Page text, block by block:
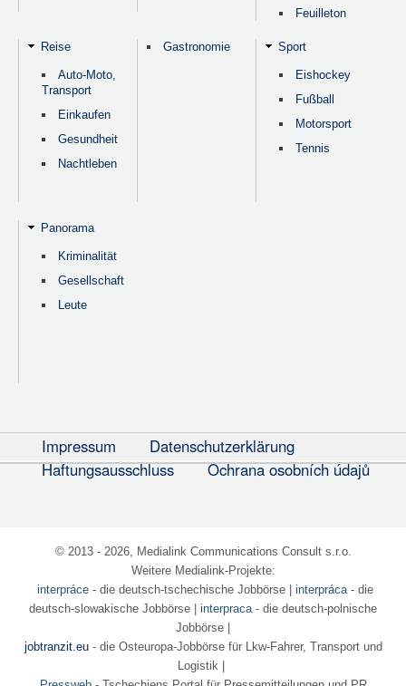
Feuilleton
Reise
Auto-Moto,
Transport
Einkaufen
Gesundheit
Nachtleben
Gastronomie Sport
Eishockey
Fußball
Motorsport
Tennis
Panorama
Kriminalität
Gesellschaft
Leute
Impressum
Datenschutzerklärung
Haftungsausschluss
Ochrana osobních údajů
© 2013 - 2026, Medialink Communications Consult s.r.o.
Weitere Medialink-Projekte:
interpráce- die deutsch-tschechische Jobbörse| interpráca- die
deutsch-slowakische Jobbörse | interpraca- die deutsch-polnische
Jobbörse |
jobtranzit.eu- die Osteuropa-Jobbörse für Lkw-Fahrer, Transport und
Logistik |